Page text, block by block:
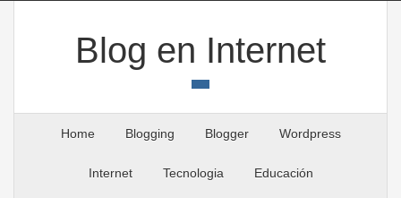
Blog en Internet
Home Blogging Blogger Wordpress
Internet Tecnologia Educación